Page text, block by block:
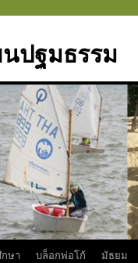
ปฐมธรรม
ษา บล็อกพ่อโก้ มัธยม